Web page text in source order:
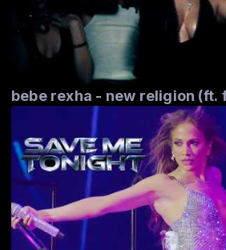
bebe rexha - new religion (ft.